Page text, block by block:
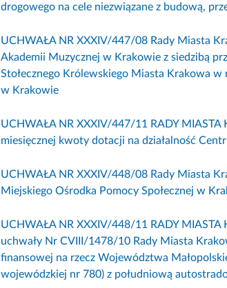
drogowego na cele niezwiązane z budową,
UCHWAŁA NR XXXIV/447/08 Rady Miasta
Akademii Muzycznej w Krakowie z siedzibą
Stołecznego Królewskiego Miasta Krakowa
w Krakowie
UCHWAŁA NR XXXIV/447/11 RADY
miesięcznej kwoty dotacji na działalność
UCHWAŁA NR XXXIV/448/08 Rady Miasta
Miejskiego Ośrodka Pomocy Społecznej w
UCHWAŁA NR XXXIV/448/11 RADY
uchwały Nr CVIII/1478/10 Rady Miasta
finansowej na rzecz Województwa
wojewódzkiej nr 780) z południową